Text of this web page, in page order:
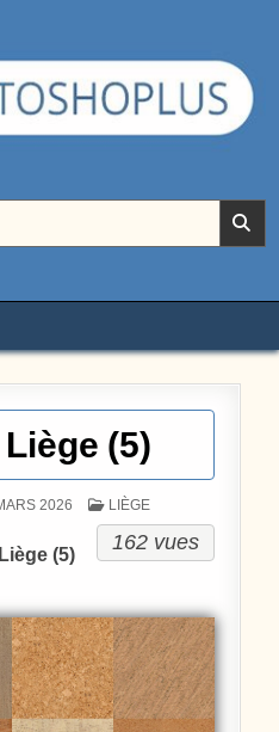
Liège (5)
2026 POSTÉ DANS
LIÈGE
162 vues
Liège (5)